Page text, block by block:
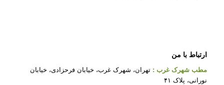
ارتباط با من
مطب شهرک غرب : تهران، شهرک غرب، خیابان فرحزادی، خیابان
نورانی، پلاک ۴۱